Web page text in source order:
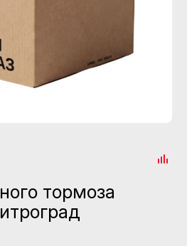
тормоза